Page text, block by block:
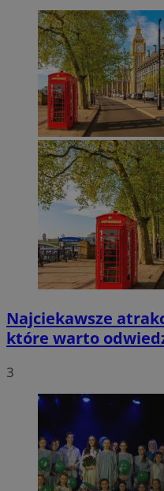
Najciekawsze
które warto
3